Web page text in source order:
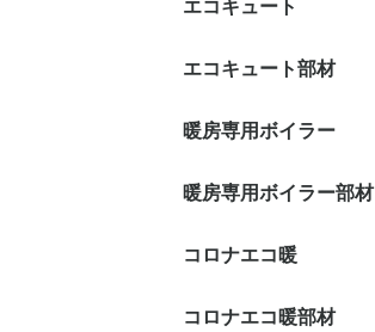
エコキュート
エコキュート部材
暖房専用ボイラー
暖房専用ボイラー部材
コロナエコ暖
コロナエコ暖部材